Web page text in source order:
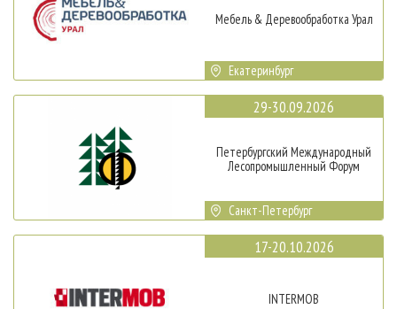
Мебель & Деревообработка Урал
Екатеринбург
29-30.09.2026
Петербургский Международный
Лесопромышленный Форум
Санкт-Петербург
17-20.10.2026
INTERMOB